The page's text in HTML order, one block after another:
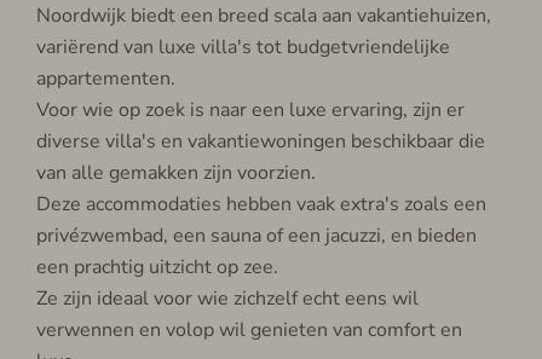
Noordwijk biedt een breed scala aan vakantiehuizen,
variërend van luxe villa's tot budgetvriendelijke
appartementen.
Voor wie op zoek is naar een luxe ervaring, zijn er
diverse villa's en vakantiewoningen beschikbaar die
van alle gemakken zijn voorzien.
Deze accommodaties hebben vaak extra's zoals een
privézwembad, een sauna of een jacuzzi, en bieden
een prachtig uitzicht op zee.
Ze zijn ideaal voor wie zichzelf echt eens wil
verwennen en volop wil genieten van comfort en